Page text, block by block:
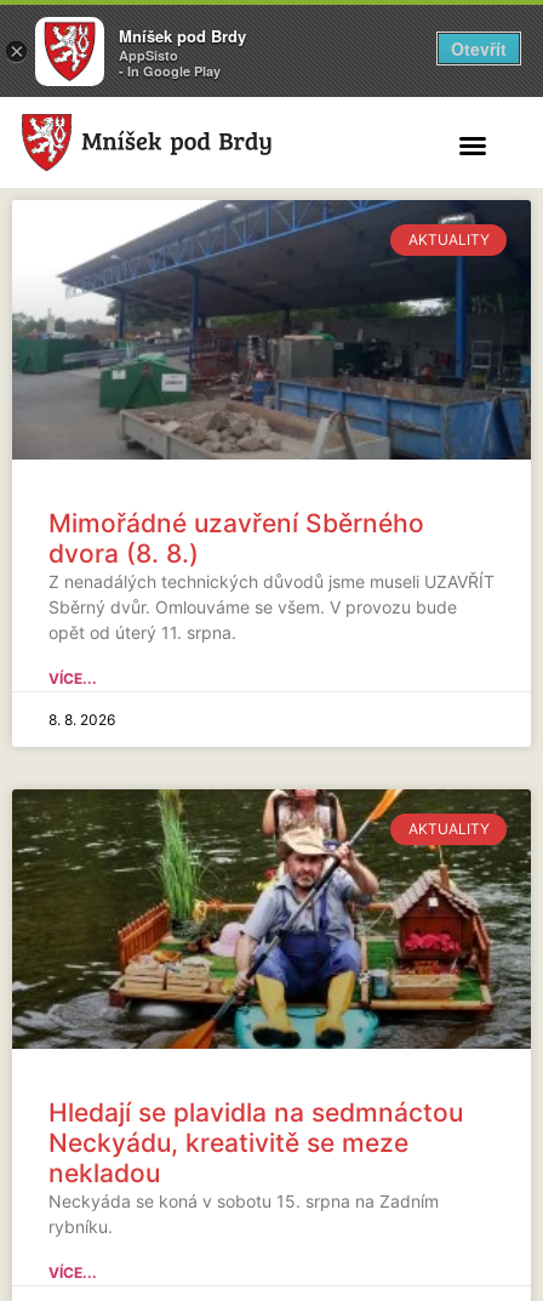
AKTUALITY
Mimořádné uzavření Sběrného
dvora (8. 8.)
Z nenadálých technických důvodů jsme museli UZAVŘÍT
Sběrný dvůr. Omlouváme se všem. V provozu bude
opět od úterý 11. srpna.
VÍCE...
8. 8. 2026
AKTUALITY
Hledají se plavidla na sedmnáctou
Neckyádu, kreativitě se meze
nekladou
Neckyáda se koná v sobotu 15. srpna na Zadním
rybníku.
VÍCE...
×
Mníšek pod Brdy
AppSisto
- In Google Play
Otevřít